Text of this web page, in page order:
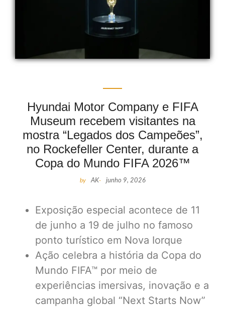
Hyundai Motor Company e FIFA
Museum recebem visitantes na
mostra “Legados dos Campeões”,
no Rockefeller Center, durante a
Copa do Mundo FIFA 2026™
by AK- junho 9, 2026
Exposição especial acontece de 11
de junho a 19 de julho no famoso
ponto turístico em Nova Iorque
Ação celebra a história da Copa do
Mundo FIFA™ por meio de
experiências imersivas, inovação e a
campanha global “Next Starts Now”